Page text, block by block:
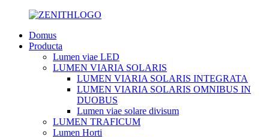
Domus
Producta
Lumen viae LED
LUMEN VIARIA SOLARIS
LUMEN VIARIA SOLARIS INTEGRATA
LUMEN VIARIA SOLARIS OMNIBUS IN
DUOBUS
Lumen viae solare divisum
LUMEN TRAFICUM
Lumen Horti